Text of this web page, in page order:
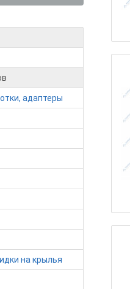
адаптеры
на крылья